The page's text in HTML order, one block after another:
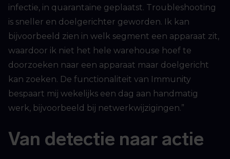
infectie, in quarantaine geplaatst. Troubleshooting
is sneller en doelgerichter geworden. Ik kan
bijvoorbeeld zien in welk segment een apparaat zit,
waardoor ik niet het hele warehouse hoef te
doorzoeken naar een apparaat maar doelgericht
kan zoeken. De functionaliteit van Immunity
bespaart mij wekelijks een dag aan handmatig
werk, bijvoorbeeld bij netwerkwijzigingen.”
Van detectie naar actie